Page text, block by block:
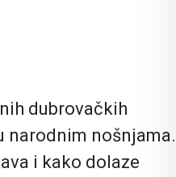
dubrovačkih
narodnim nošnjama.
i kako dolaze